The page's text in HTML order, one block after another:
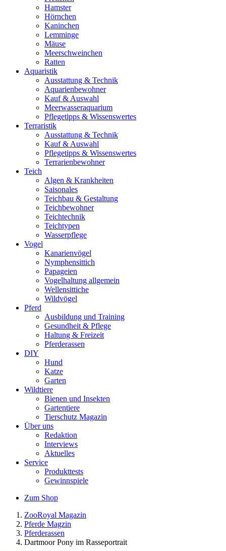
Hamster
Hörnchen
Kaninchen
Lemminge
Mäuse
Meerschweinchen
Ratten
Aquaristik
Ausstattung & Technik
Aquarienbewohner
Kauf & Auswahl
Meerwasseraquarium
Pflegetipps & Wissenswertes
Terraristik
Ausstattung & Technik
Kauf & Auswahl
Pflegetipps & Wissenswertes
Terrarienbewohner
Teich
Algen & Krankheiten
Saisonales
Teichbau & Gestaltung
Teichbewohner
Teichtechnik
Teichtypen
Wasserpflege
Vogel
Kanarienvögel
Nymphensittich
Papageien
Vogelhaltung allgemein
Wellensittiche
Wildvögel
Pferd
Ausbildung und Training
Gesundheit & Pflege
Haltung & Freizeit
Pferderassen
DIY
Hund
Katze
Garten
Wildtiere
Bienen und Insekten
Gartentiere
Tierschutz Magazin
Über uns
Redaktion
Interviews
Aktuelles
Service
Produkttests
Gewinnspiele
Zum Shop
ZooRoyal Magazin
Pferde Magzin
Pferderassen
Dartmoor Pony im Rasseportrait